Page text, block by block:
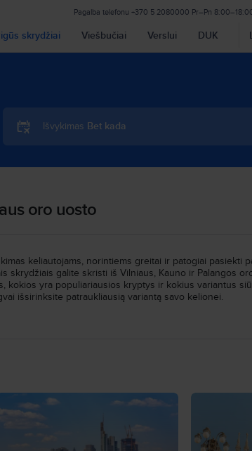
Pagalba telefonu +370 5 2080000 Pr–Pn
skrydžiai Viešbučiai Verslui DUK
Išvykimas Bet kada
oro uosto
keliautojams, norintiems greitai ir patogiai pasiekti
skrydžiais galite skristi iš Vilniaus, Kauno ir Palangos
kokios yra populiariausios kryptys ir kokius variantus
išsirinksite patraukliausią variantą savo kelionei.